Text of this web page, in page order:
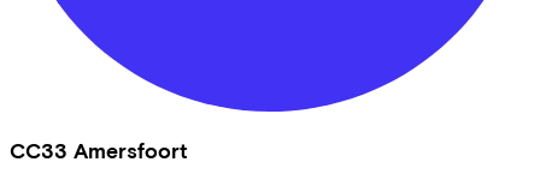
CC33 Amersfoort